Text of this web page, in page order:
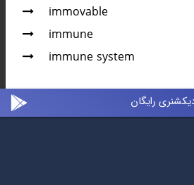
immovable
immune
immune system
رایگان